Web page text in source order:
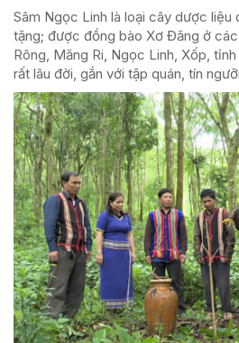
Sâm Ngọc Linh là loại cây dược liệu
tặng; được đồng bào Xơ Đăng ở
Rông, Măng Ri, Ngọc Linh, Xốp,
rất lâu đời, gắn với tập quán, tín